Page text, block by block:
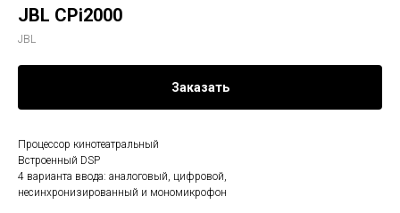
JBL CPi2000
JBL
Заказать
Процессор кинотеатральный
Встроенный DSP
4 варианта ввода: аналоговый, цифровой,
несинхронизированный и мономикрофон